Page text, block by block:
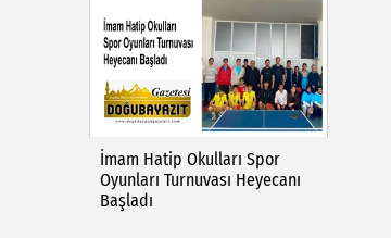
İmam Hatip Okulları Spor
Oyunları Turnuvası Heyecanı
Başladı